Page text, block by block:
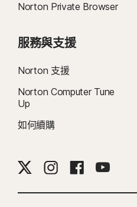
Norton Private Browser
服務與支援
Norton 支援
Norton Computer Tune
Up
如何續購